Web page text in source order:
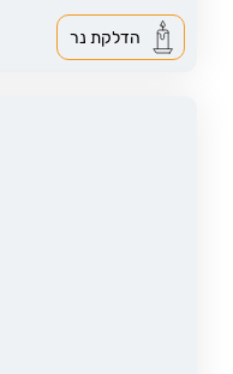
הדלקת נר